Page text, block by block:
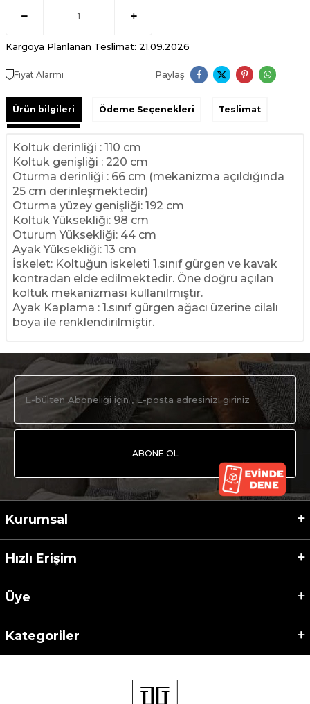
Kargoya Planlanan Teslimat: 21.09.2026
Fiyat Alarmı Paylaş
Ürün bilgileri Ödeme Seçenekleri Teslimat
Koltuk derinliği : 110 cm
Koltuk genişliği : 220 cm
Oturma derinliği : 66 cm (mekanizma açıldığında
25 cm derinleşmektedir)
Oturma yüzey genişliği: 192 cm
Koltuk Yüksekliği: 98 cm
Oturum Yüksekliği: 44 cm
Ayak Yüksekliği: 13 cm
İskelet: Koltuğun iskeleti 1.sınıf gürgen ve kavak
kontradan elde edilmektedir. Öne doğru açılan
koltuk mekanizması kullanılmıştır.
Ayak Kaplama : 1.sınıf gürgen ağacı üzerine cilalı
boya ile renklendirilmiştir.
ABONE OL
Kurumsal
Hızlı Erişim
Üye
Kategoriler